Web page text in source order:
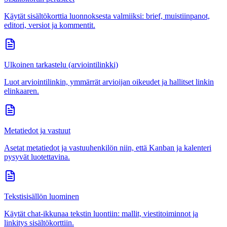
Käytät sisältökorttia luonnoksesta valmiiksi: brief, muistiinpanot,
editori, versiot ja kommentit.
Ulkoinen tarkastelu (arviointilinkki)
Luot arviointilinkin, ymmärrät arvioijan oikeudet ja hallitset linkin
elinkaaren.
Metatiedot ja vastuut
Asetat metatiedot ja vastuuhenkilön niin, että Kanban ja kalenteri
pysyvät luotettavina.
Tekstisisällön luominen
Käytät chat-ikkunaa tekstin luontiin: mallit, viestitoiminnot ja
linkitys sisältökorttiin.